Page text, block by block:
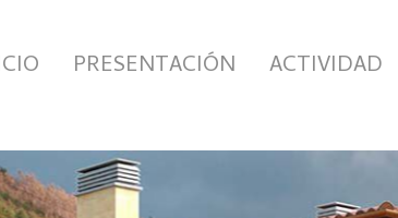
PRESENTACIÓN ACTIVIDAD